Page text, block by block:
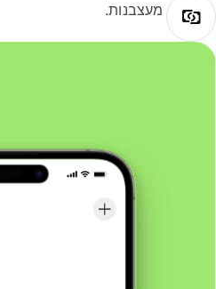
מעצבנות.